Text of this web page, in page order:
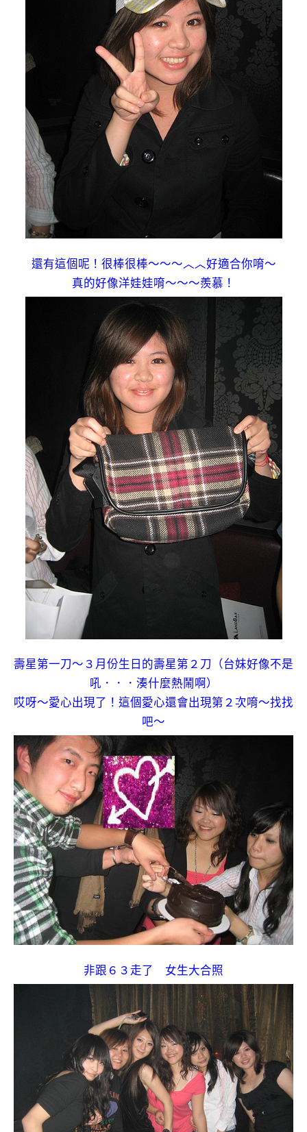
還有這個呢！很棒很棒～～～︿︿好適合你唷～
真的好像洋娃娃唷～～～羨慕！
壽星第一刀～３月份生日的壽星第２刀（台妹好像不是
吼．．．湊什麼熱鬧啊）
哎呀～愛心出現了！這個愛心還會出現第２次唷～找找
吧～
非跟６３走了 女生大合照